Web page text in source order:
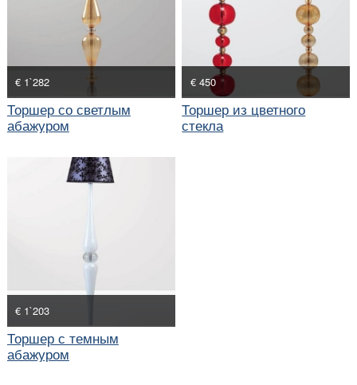
€ 1`282
Торшер со светлым
абажуром
€ 450
Торшер из цветного
стекла
€ 1`203
Торшер с темным
абажуром